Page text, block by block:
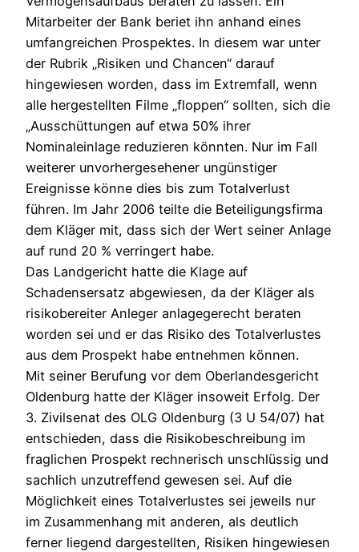
Mitarbeiter der Bank beriet ihn anhand eines
umfangreichen Prospektes. In diesem war unter
der Rubrik „Risiken und Chancen“ darauf
hingewiesen worden, dass im Extremfall, wenn
alle hergestellten Filme „floppen“ sollten, sich die
„Ausschüttungen auf etwa 50% ihrer
Nominaleinlage reduzieren könnten. Nur im Fall
weiterer unvorhergesehener ungünstiger
Ereignisse könne dies bis zum Totalverlust
führen. Im Jahr 2006 teilte die Beteiligungsfirma
dem Kläger mit, dass sich der Wert seiner Anlage
auf rund 20 % verringert habe.
Das Landgericht hatte die Klage auf
Schadensersatz abgewiesen, da der Kläger als
risikobereiter Anleger anlagegerecht beraten
worden sei und er das Risiko des Totalverlustes
aus dem Prospekt habe entnehmen können.
Mit seiner Berufung vor dem Oberlandesgericht
Oldenburg hatte der Kläger insoweit Erfolg. Der
3. Zivilsenat des OLG Oldenburg (3 U 54/07) hat
entschieden, dass die Risikobeschreibung im
fraglichen Prospekt rechnerisch unschlüssig und
sachlich unzutreffend gewesen sei. Auf die
Möglichkeit eines Totalverlustes sei jeweils nur
im Zusammenhang mit anderen, als deutlich
ferner liegend dargestellten, Risiken hingewiesen